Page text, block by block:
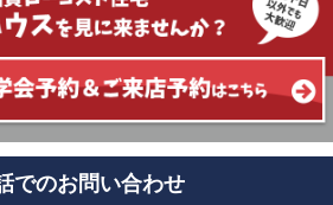
でのお問い合わせ